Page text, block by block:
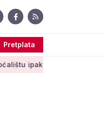
Pretplata
trenuci'